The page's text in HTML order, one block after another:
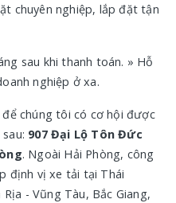
chuyên nghiệp, lắp đặt tận
sau khi thanh toán. » Hỗ
nghiệp ở xa.
để chúng tôi có cơ hội được
907 Đại Lộ Tôn Đức
. Ngoài Hải Phòng, công
định vị xe tải tại Thái
- Vũng Tàu, Bắc Giang,